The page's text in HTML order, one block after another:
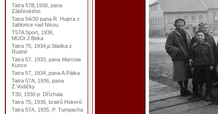
Tatra 57B,1938, pana
Zábřeského
Tatra 54/30 pana R. Hujera z
Jablonce nad Nisou
T57A Sport, 1936,
MUDr.J.Beka
Tatra 75, 1934,p.Sládka z
Rudné
Tatra 57, 1933, pana Marcela
Kunce
Tatra 57, 1934, pana A.Pátka
Tatra 57A, 1936, pana
Z.Vodičky
T30, 1930 p. Dřízhala
Tatra 75, 1936, bratrů Hokerů
Tatra 57A, 1935, P. Tumpacha